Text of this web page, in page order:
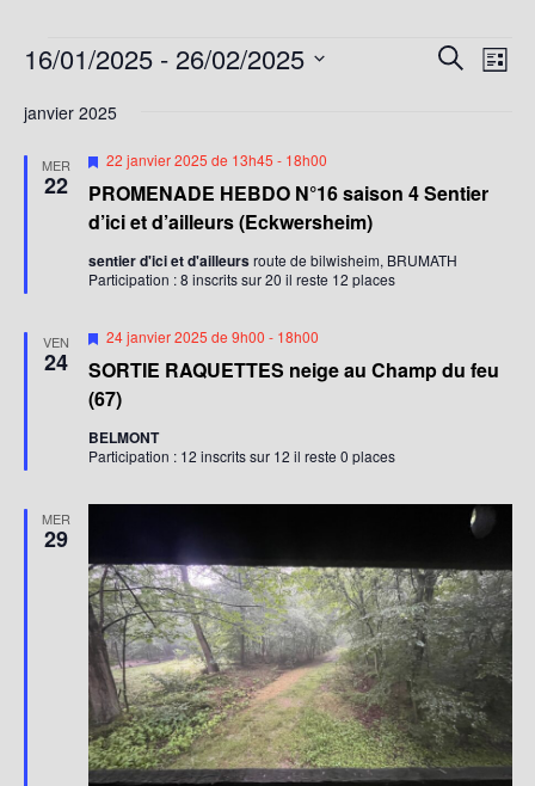
R
e
c
a
t
i
o
n
d
R
r
e
N
e
s
É
è
n
e
m
n
t
L
16/01/2025 - 26/02/2025
é
l
o
n
e
janvier 2025
MER
22
PROMENADE HEBDO N°16 saison 4 Sentier
d’ici et d’ailleurs (Eckwersheim)
M
s
e
n
a
v
a
t
22 janvier 2025 de 13h45 - 18h00
sentier d'ici et d'ailleursroute de bilwisheim, BRUMATH
Participation : 8 inscrits sur 20 il reste 12 places
VEN
24
SORTIE RAQUETTES neige au Champ du feu
(67)
M
s
e
n
a
v
a
t
24 janvier 2025 de 9h00 - 18h00
BELMONT
Participation : 12 inscrits sur 12 il reste 0 places
MER
29